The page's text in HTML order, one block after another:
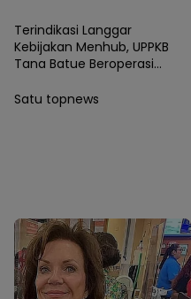
Terindikasi Langgar
Kebijakan Menhub, UPPKB
Tana Batue Beroperasi
Angkutan Lebaran
Satu topnews